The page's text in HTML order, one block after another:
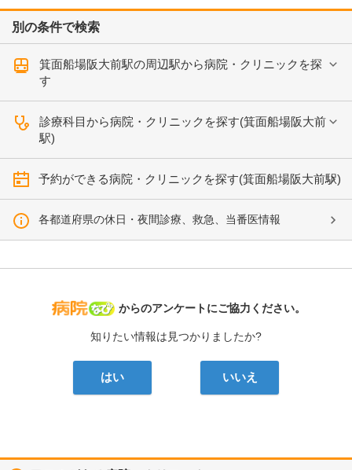
別の条件で検索
箕面船場阪大前駅の周辺駅から病院・クリニックを探
す
診療科目から病院・クリニックを探す(箕面船場阪大前
駅)
予約ができる病院・クリニックを探す(箕面船場阪大前駅)
各都道府県の休日・夜間診療、救急、当番医情報
病院なび
からのアンケートにご協力ください。
知りたい情報は見つかりましたか?
はい いいえ